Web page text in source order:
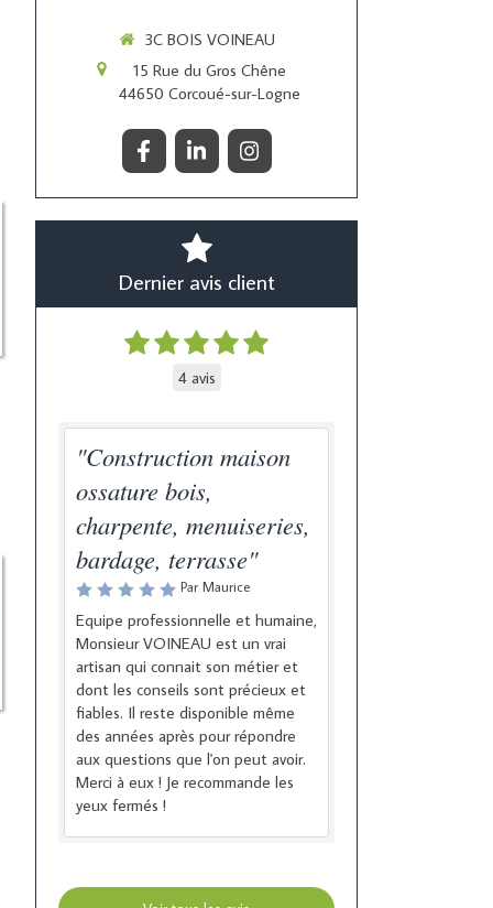
3C BOIS VOINEAU
15 Rue du Gros Chêne
44650 Corcoué-sur-Logne
Dernier avis client
4 avis
"Construction maison
ossature bois,
charpente, menuiseries,
bardage, terrasse"
Par Maurice
Equipe professionnelle et humaine,
Monsieur VOINEAU est un vrai
artisan qui connait son métier et
dont les conseils sont précieux et
fiables. Il reste disponible même
des années après pour répondre
aux questions que l'on peut avoir.
Merci à eux ! Je recommande les
yeux fermés !